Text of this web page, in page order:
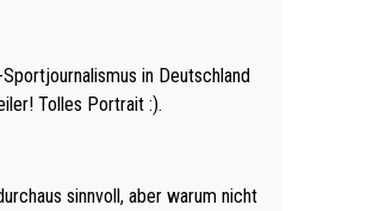
in Deutschland
Tolles Portrait :).
sinnvoll, aber warum nicht